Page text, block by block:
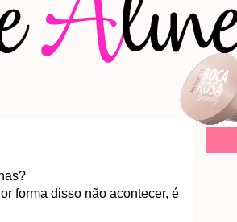
forma disso não acontecer, é